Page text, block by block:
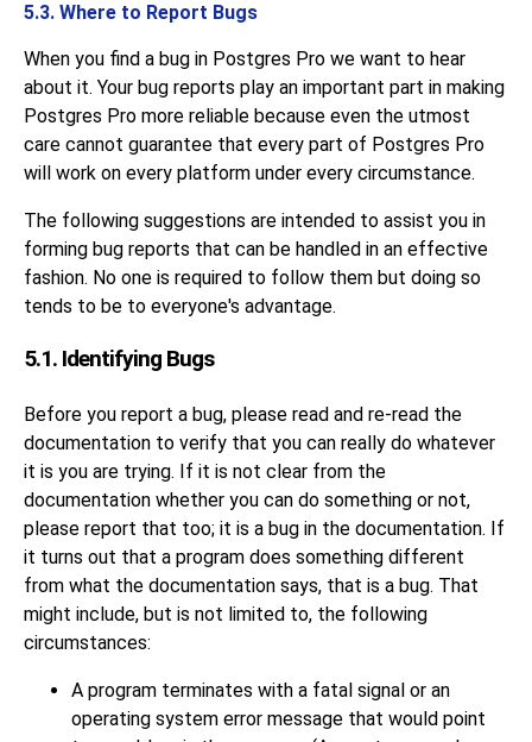
5.3. Where to Report Bugs
When you find a bug in Postgres Pro we want to hear
about it. Your bug reports play an important part in making
Postgres Pro more reliable because even the utmost
care cannot guarantee that every part of Postgres Pro
will work on every platform under every circumstance.
The following suggestions are intended to assist you in
forming bug reports that can be handled in an effective
fashion. No one is required to follow them but doing so
tends to be to everyone's advantage.
5.1. Identifying Bugs
Before you report a bug, please read and re-read the
documentation to verify that you can really do whatever
it is you are trying. If it is not clear from the
documentation whether you can do something or not,
please report that too; it is a bug in the documentation. If
it turns out that a program does something different
from what the documentation says, that is a bug. That
might include, but is not limited to, the following
circumstances:
A program terminates with a fatal signal or an
operating system error message that would point